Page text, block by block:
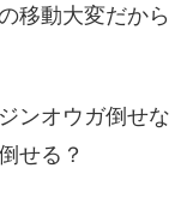
移動大変だから
ンオウガ倒せな
せる？